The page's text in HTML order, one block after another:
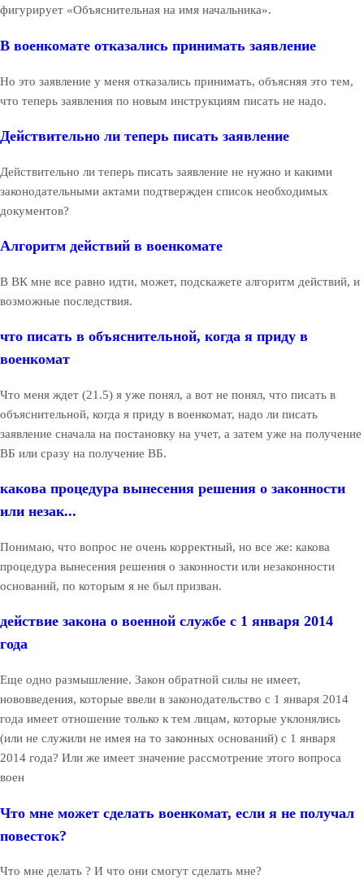
фигурирует «Объяснительная на имя начальника».
В военкомате отказались принимать заявление
Но это заявление у меня отказались принимать, объясняя это тем,
что теперь заявления по новым инструкциям писать не надо.
Действительно ли теперь писать заявление
Действительно ли теперь писать заявление не нужно и какими
законодательными актами подтвержден список необходимых
документов?
Алгоритм действий в военкомате
В ВК мне все равно идти, может, подскажете алгоритм действий, и
возможные последствия.
что писать в объяснительной, когда я приду в
военкомат
Что меня ждет (21.5) я уже понял, а вот не понял, что писать в
объяснительной, когда я приду в военкомат, надо ли писать
заявление сначала на постановку на учет, а затем уже на получение
ВБ или сразу на получение ВБ.
какова процедура вынесения решения о законности
или незак...
Понимаю, что вопрос не очень корректный, но все же: какова
процедура вынесения решения о законности или незаконности
оснований, по которым я не был призван.
действие закона о военной службе с 1 января 2014
года
Еще одно размышление. Закон обратной силы не имеет,
нововведения, которые ввели в законодательство с 1 января 2014
года имеет отношение только к тем лицам, которые уклонялись
(или не служили не имея на то законных оснований) с 1 января
2014 года? Или же имеет значение рассмотрение этого вопроса
воен
Что мне может сделать военкомат, если я не получал
повесток?
Что мне делать ? И что они смогут сделать мне?